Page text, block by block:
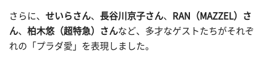
さらに、 せいらさん、 長谷川京子さん、
RAN（MAZZEL）さ
ん、 柏木悠（超特急）さんなど、多才なゲストたちがそれぞ
れの「プラダ愛」を表現しました。